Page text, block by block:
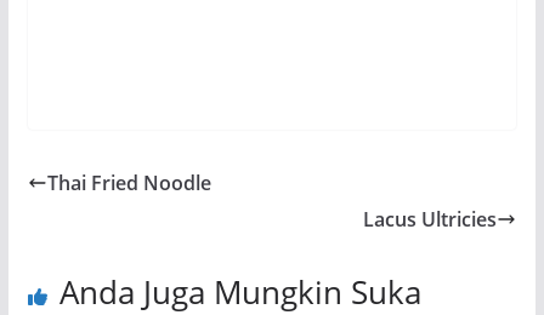
Thai Fried Noodle
Lacus Ultricies
Anda Juga Mungkin Suka